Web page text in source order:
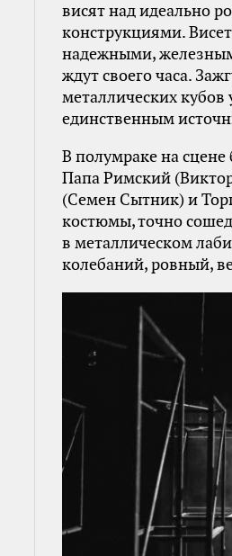
висят над идеально
конструкциями.
надежными,
ждут своего часа.
металлических кубов
единственным
В полумраке на сцене
Папа Римский
(Семен Сытник) и
костюмы, точно
в металлическом
колебаний, ровный,